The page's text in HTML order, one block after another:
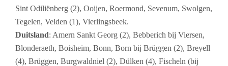
Sint Odiliënberg (2), Ooijen, Roermond, Sevenum, Swolgen,
Tegelen, Velden (1), Vierlingsbeek.
Duitsland: Amern Sankt Georg (2), Bebberich bij Viersen,
Blonderaeth, Boisheim, Bonn, Born bij Brüggen (2), Breyell
(4), Brüggen, Burgwaldniel (2), Dülken (4), Fischeln (bij